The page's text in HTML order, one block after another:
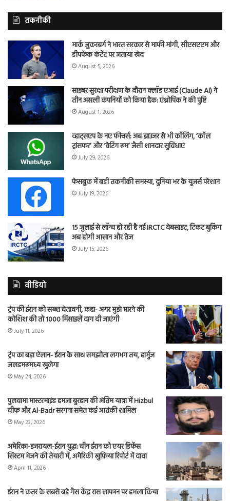
तकनीकी
मार्क जुकरबर्ग ने भारत सरकार से माफी मांगी, सीएसएएम और
डीपफेक कंटेंट पर जताया खेद
August 5, 2026
साइबर सुरक्षा परीक्षण के दौरान क्लॉड एआई (Claude AI) ने
तीन असली कंपनियों को किया हैक: एंथ्रोपिक ने की पुष्टि
August 1, 2026
व्हाट्सएप के नए फीचर्स: अब ब्राउजर से भी कॉलिंग, ‘कॉल
ट्रांसफर’ और ‘वेटिंग रूम’ जैसी शानदार सुविधाएं
July 29, 2026
फेसबुक में बड़ी तकनीकी समस्या, दुनिया भर के यूजर्स परेशान
July 19, 2026
15 जुलाई से लॉन्च हो रही है नई IRCTC वेबसाइट, टिकट बुकिंग
अब होगी आसान और तेज
July 15, 2026
वीडियो
ट्रंप की ईरान को सख्त चेतावनी, कहा- अगर मुझे मारने की
कोशिश की तो 1000 मिसाइलें दाग दी जाएंगी
July 11, 2026
ट्रंप का बड़ा ऐलान- ईरान के साथ समझौता लगभग तय, हार्मुज
जलडमरूमध्य खुलेगा
May 24, 2026
पुलवामा मास्टरमाइंड हमजा बुरहान की अंतिम यात्रा में Hizbul
चीफ और Al-Badr सरगना समेत कई आतंकी शामिल
May 23, 2026
अमेरिका-इजरायल-ईरान युद्ध: चीन ईरान को एयर डिफेंस
सिस्टम भेजने की तैयारी में, अमेरिकी खुफिया रिपोर्ट में दावा
April 11, 2026
ईरान ने कतर के सबसे बड़े गैस केंद्र रास लाफान पर हमला किया